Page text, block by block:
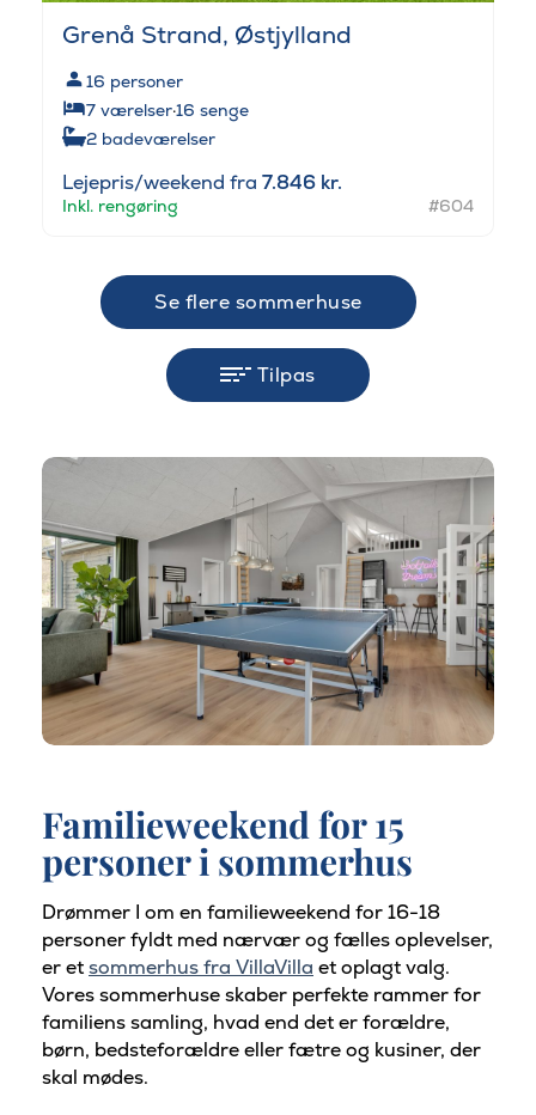
Grenå Strand, Østjylland
16 personer
7 værelser·16 senge
2 badeværelser
Lejepris/weekend fra 7.846 kr.
Inkl. rengøring #604
Se flere sommerhuse
Tilpas
Familieweekend for 15
personer i sommerhus
Drømmer I om en familieweekend for 16-18
personer fyldt med nærvær og fælles oplevelser,
er etsommerhus fra VillaVilla et oplagt valg.
Vores sommerhuse skaber perfekte rammer for
familiens samling, hvad end det er forældre,
børn, bedsteforældre eller fætre og kusiner, der
skal mødes.